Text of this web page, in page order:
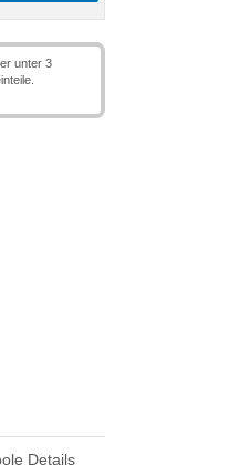
unter 3
Details